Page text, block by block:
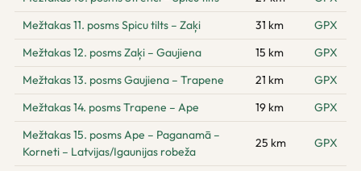
Mežtakas 11. posms Spicu tilts – Zaķi
31 km
GPX
Mežtakas 12. posms Zaķi – Gaujiena
15 km
GPX
Mežtakas 13. posms Gaujiena – Trapene
21 km
GPX
Mežtakas 14. posms Trapene – Ape
19 km
GPX
Mežtakas 15. posms Ape – Paganamā –
Korneti – Latvijas/Igaunijas robeža
25 km GPX